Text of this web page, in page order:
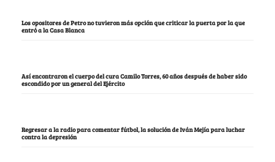
Los opositores de Petro no tuvieron más opción que criticar la puerta por la que
entró a la Casa Blanca
Así encontraron el cuerpo del cura Camilo Torres, 60 años después de haber sido
escondido por un general del Ejército
Regresar a la radio para comentar fútbol, la solución de Iván Mejía para luchar
contra la depresión